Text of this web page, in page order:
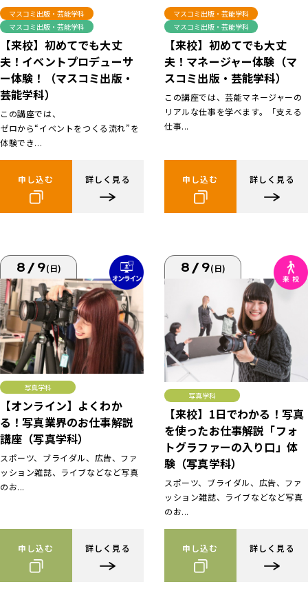
マスコミ出版・芸能学科
マスコミ出版・芸能学科
【来校】初めてでも大丈
夫！イベントプロデューサ
ー体験！（マスコミ出版・
芸能学科）
この講座では、
ゼロから“イベントをつくる流れ”を
体験でき...
申し込む 詳しく見る
マスコミ出版・芸能学科
マスコミ出版・芸能学科
【来校】初めてでも大丈
夫！マネージャー体験（マ
スコミ出版・芸能学科）
この講座では、芸能マネージャーの
リアルな仕事を学べます。「支える
仕事...
申し込む 詳しく見る
8/9(日)
写真学科
【オンライン】よくわか
る！写真業界のお仕事解説
講座（写真学科）
スポーツ、ブライダル、広告、ファ
ッション雑誌、ライブなどなど写真
のお...
申し込む 詳しく見る
8/9(日)
写真学科
【来校】1日でわかる！写真
を使ったお仕事解説「フォ
トグラファーの入り口」体
験（写真学科）
スポーツ、ブライダル、広告、ファ
ッション雑誌、ライブなどなど写真
のお...
申し込む 詳しく見る